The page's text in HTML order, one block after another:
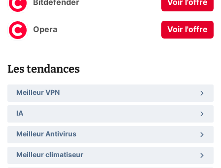
Bitdefender Voir l'offre
Opera Voir l'offre
Les tendances
Meilleur VPN
IA
Meilleur Antivirus
Meilleur climatiseur